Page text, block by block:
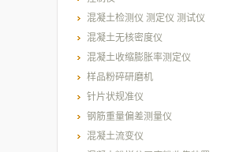
混凝土检测仪 测定仪 测试仪
混凝土无核密度仪
混凝土收缩膨胀率测定仪
样品粉碎研磨机
针片状规准仪
钢筋重量偏差测量仪
混凝土流变仪